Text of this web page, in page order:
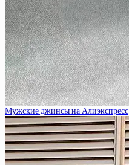
Мужские джинсы на Алиэкспресс